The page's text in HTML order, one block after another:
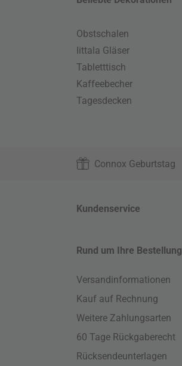
Obstschalen
Iittala Gläser
Tabletttisch
Kaffeebecher
Tagesdecken
Connox Geburtstag
Kundenservice
Rund um Ihre Bestellung
Versandinformationen
Kauf auf Rechnung
Weitere Zahlungsarten
60 Tage Rückgaberecht
Rücksendeunterlagen